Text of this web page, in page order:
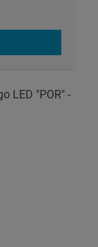
LED "POR" -